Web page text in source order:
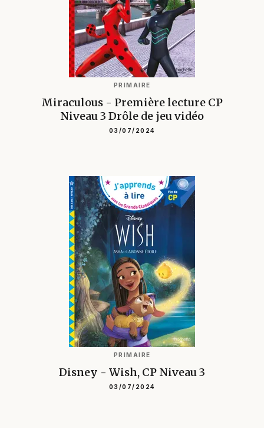
PRIMAIRE
Miraculous - Première lecture CP
Niveau 3 Drôle de jeu vidéo
03/07/2024
PRIMAIRE
Disney - Wish, CP Niveau 3
03/07/2024